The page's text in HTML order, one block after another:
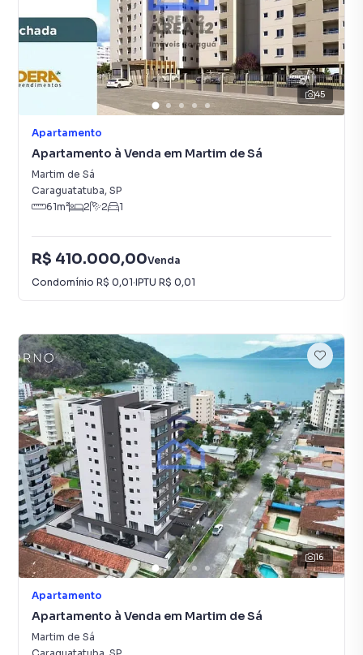
45
Apartamento
Apartamento à Venda em Martim de Sá
Martim de Sá
Caraguatatuba, SP
61m² 2 2 1
R$ 410.000,00Venda
Condomínio R$ 0,01·IPTU R$ 0,01
16
Apartamento
Apartamento à Venda em Martim de Sá
Martim de Sá